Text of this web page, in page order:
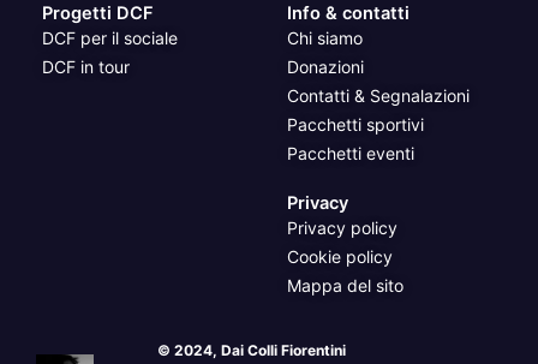
Progetti DCF
DCF per il sociale
DCF in tour
Info & contatti
Chi siamo
Donazioni
Contatti & Segnalazioni
Pacchetti sportivi
Pacchetti eventi
Privacy
Privacy policy
Cookie policy
Mappa del sito
© 2024, Dai Colli Fiorentini